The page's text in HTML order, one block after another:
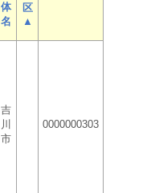
体
名
区
▲
吉
川
市
0000000303